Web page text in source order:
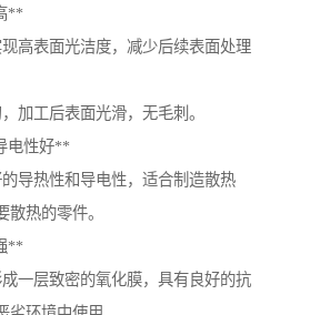
**
高表面光洁度，减少后续表面处理
加工后表面光滑，无毛刺。
电性好**
导热性和导电性，适合制造散热
热的零件。
**
一层致密的氧化膜，具有良好的抗